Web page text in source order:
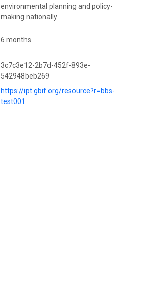
environmental planning and policy-
making nationally
6 months
3c7c3e12-2b7d-452f-893e-
542948beb269
https://ipt.gbif.org/resource?r=bbs-
test001